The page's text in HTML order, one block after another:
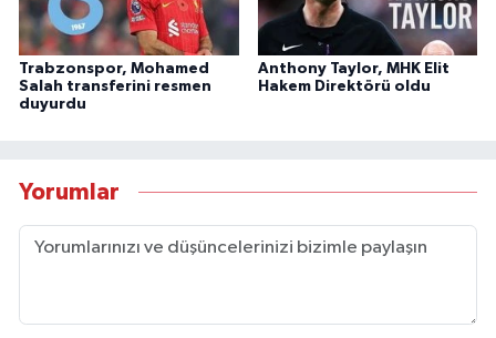
Trabzonspor, Mohamed
Salah transferini resmen
duyurdu
Anthony Taylor, MHK Elit
Hakem Direktörü oldu
Yorumlar